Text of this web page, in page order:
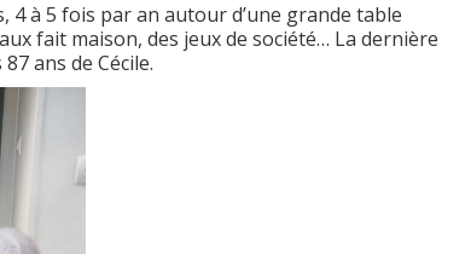
4 à 5 fois par an autour d’une grande table
fait maison, des jeux de société… La dernière
ans de Cécile.